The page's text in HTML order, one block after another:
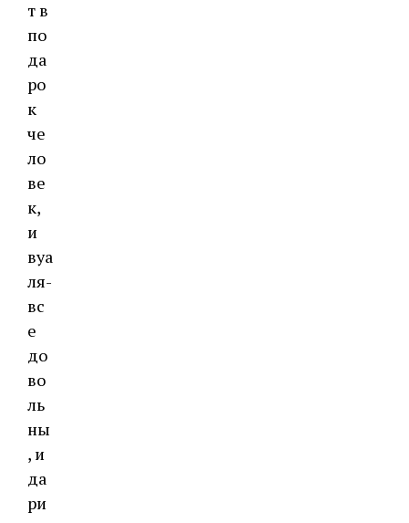
т в
по
да
ро
к
че
ло
ве
к,
и
вуа
ля-
вс
е
до
во
ль
ны
, и
да
ри